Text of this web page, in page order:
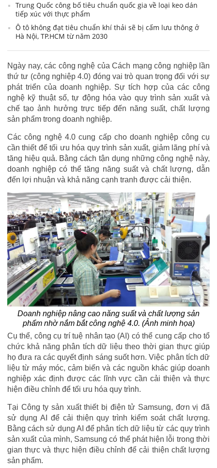
Trung Quốc công bố tiêu chuẩn quốc gia về loại keo dán
tiếp xúc với thực phẩm
Ô tô không đạt tiêu chuẩn khí thải sẽ bị cấm lưu thông ở
Hà Nội, TP.HCM từ năm 2030
Ngày nay, các công nghệ của Cách mạng công nghiệp lần
thứ tư (công nghiệp 4.0) đóng vai trò quan trọng đối với sự
phát triển của doanh nghiệp. Sự tích hợp của các công
nghệ kỹ thuật số, tự động hóa vào quy trình sản xuất và
chế tạo ảnh hưởng trực tiếp đến năng suất, chất lượng
sản phẩm trong doanh nghiệp.
Các công nghệ 4.0 cung cấp cho doanh nghiệp công cụ
cần thiết để tối ưu hóa quy trình sản xuất, giảm lãng phí và
tăng hiệu quả. Bằng cách tận dụng những công nghệ này,
doanh nghiệp có thể tăng năng suất và chất lượng, dẫn
đến lợi nhuận và khả năng cạnh tranh được cải thiện.
Doanh nghiệp nâng cao năng suất và chất lượng sản
phẩm nhờ nắm bắt công nghệ 4.0. (Ảnh minh họa)
Cụ thể, công cụ trí tuệ nhân tạo (AI) có thể cung cấp cho tổ
chức khả năng phân tích dữ liệu theo thời gian thực giúp
họ đưa ra các quyết định sáng suốt hơn. Việc phân tích dữ
liệu từ máy móc, cảm biến và các nguồn khác giúp doanh
nghiệp xác định được các lĩnh vực cần cải thiện và thực
hiện điều chỉnh để tối ưu hóa quy trình.
Tại Công ty sản xuất thiết bị điện tử Samsung, đơn vị đã
sử dụng AI để cải thiện quy trình kiểm soát chất lượng.
Bằng cách sử dụng AI để phân tích dữ liệu từ các quy trình
sản xuất của mình, Samsung có thể phát hiện lỗi trong thời
gian thực và thực hiện điều chỉnh để cải thiện chất lượng
sản phẩm.